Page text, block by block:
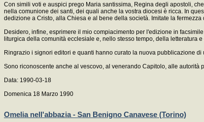
Con simili voti e auspici prego Maria santissima, Regina degli apostoli,
nella comunione dei santi, dei quali anche la vostra diocesi è ricca. In
dedizione a Cristo, alla Chiesa e al bene della società. Imitate la
Desidero, infine, esprimere il mio compiacimento per l'edizione in
liturgica della comunità ecclesiale e, nello stesso tempo, della letteratura e
Ringrazio i signori editori e quanti hanno curato la nuova pubblicazione
Sono riconoscente anche al vescovo, al venerando Capitolo, alle
Data: 1990-03-18
Domenica 18 Marzo 1990
Omelia nell'abbazia - San Benigno Canavese (Torino)